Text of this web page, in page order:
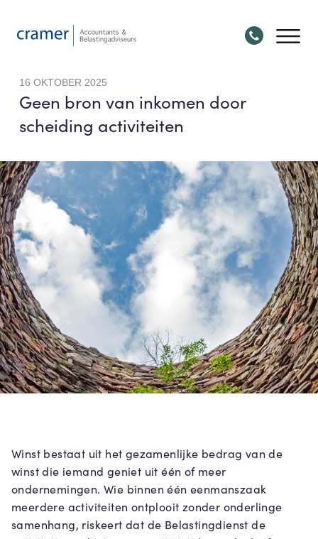
16 OKTOBER 2025
Geen bron van inkomen door
scheiding activiteiten
Winst bestaat uit het gezamenlijke bedrag van de
winst die iemand geniet uit één of meer
ondernemingen. Wie binnen één eenmanszaak
meerdere activiteiten ontplooit zonder onderlinge
samenhang, riskeert dat de Belastingdienst de